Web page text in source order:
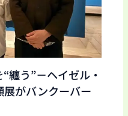
纏う”－ヘイゼル・
展がバンクーバー